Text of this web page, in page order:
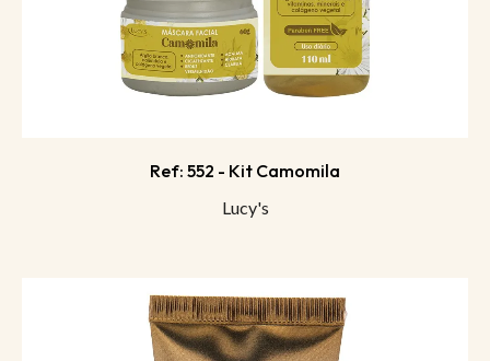
Ref: 552 - Kit Camomila
Lucy's